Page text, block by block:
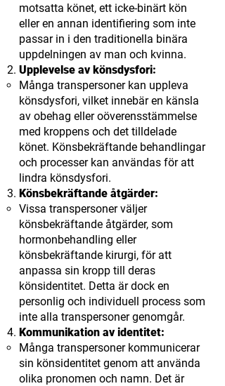
motsatta könet, ett icke-binärt kön
eller en annan identifiering som inte
passar in i den traditionella binära
uppdelningen av man och kvinna.
Upplevelse av könsdysfori:
Många transpersoner kan uppleva
könsdysfori, vilket innebär en känsla
av obehag eller oöverensstämmelse
med kroppens och det tilldelade
könet. Könsbekräftande behandlingar
och processer kan användas för att
lindra könsdysfori.
Könsbekräftande åtgärder:
Vissa transpersoner väljer
könsbekräftande åtgärder, som
hormonbehandling eller
könsbekräftande kirurgi, för att
anpassa sin kropp till deras
könsidentitet. Detta är dock en
personlig och individuell process som
inte alla transpersoner genomgår.
Kommunikation av identitet:
Många transpersoner kommunicerar
sin könsidentitet genom att använda
olika pronomen och namn. Det är